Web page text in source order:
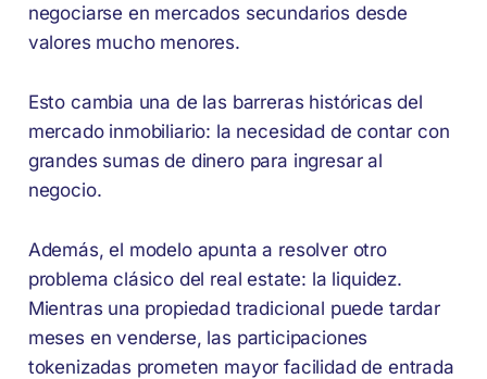
negociarse en mercados secundarios desde
valores mucho menores.
Esto cambia una de las barreras históricas del
mercado inmobiliario: la necesidad de contar con
grandes sumas de dinero para ingresar al
negocio.
Además, el modelo apunta a resolver otro
problema clásico del real estate: la liquidez.
Mientras una propiedad tradicional puede tardar
meses en venderse, las participaciones
tokenizadas prometen mayor facilidad de entrada